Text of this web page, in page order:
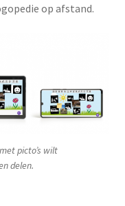
op afstand.
picto’s wilt
delen.